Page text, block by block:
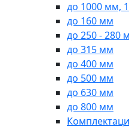
до 1000 мм,
до 160 мм
до 250 - 280
до 315 мм
до 400 мм
до 500 мм
до 630 мм
до 800 мм